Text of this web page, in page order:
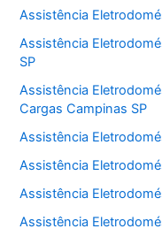
Assistência
Assistência
SP
Assistência
Cargas Campinas SP
Assistência
Assistência
Assistência
Assistência